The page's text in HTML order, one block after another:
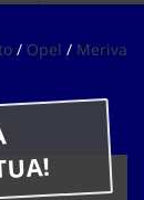
/ Opel / Meriva